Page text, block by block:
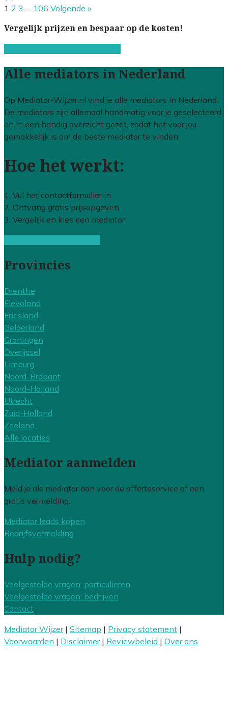
1 2 3 … 106 Volgende »
Vergelijk prijzen en bespaar op de kosten!
Alle mediators in Nederland
Op Mediator-Wijzer.nl vind je alle mediators in Nederland.
De mediators zijn allemaal handmatig voor je geselecteerd
en in een handig overzicht gezet, zodat het voor jou
gemakkelijk is om de beste mediator te vinden.
Hoe het werkt:
1. Vul het contactformulier in
2. Ontvang gratis prijsopgaven
3. Vergelijk en kies een mediator
Provincies
Drenthe
Flevoland
Friesland
Gelderland
Groningen
Overijssel
Limburg
Noord-Brabant
Noord-Holland
Utrecht
Zuid-Holland
Zeeland
Alle locaties
Mediator aanmelden
Meld je als mediator aan voor de offerteservice of een
gratis vermelding.
Mediator leads kopen
Bedrijfsvermelding
Hulp nodig?
Veelgestelde vragen: particulieren
Veelgestelde vragen: bedrijven
Contact
Mediator Wijzer| Sitemap | Privacy statement |
Voorwaarden | Disclaimer| Reviewbeleid | Over ons